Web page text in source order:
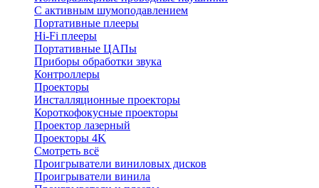
С активным шумоподавлением
Портативные плееры
Hi-Fi плееры
Портативные ЦАПы
Приборы обработки звука
Контроллеры
Проекторы
Инсталляционные проекторы
Короткофокусные проекторы
Проектор лазерный
Проекторы 4K
Смотреть всё
Проигрыватели виниловых дисков
Проигрыватели винила